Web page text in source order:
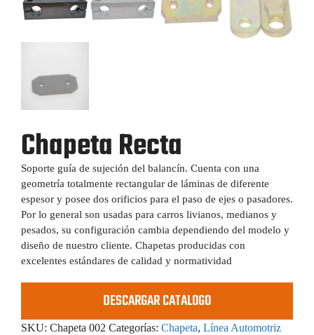
Chapeta Recta
Soporte guía de sujeción del balancín. Cuenta con una
geometría totalmente rectangular de láminas de diferente
espesor y posee dos orificios para el paso de ejes o pasadores.
Por lo general son usadas para carros livianos, medianos y
pesados, su configuración cambia dependiendo del modelo y
diseño de nuestro cliente. Chapetas producidas con
excelentes estándares de calidad y normatividad
DESCARGAR CATALOGO
SKU: Chapeta 002 Categorías: Chapeta, Línea Automotriz